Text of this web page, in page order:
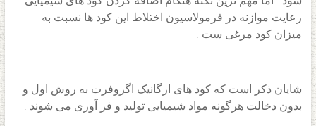
رعایت موازنه در فرمولاسیون اختلاط این کود ها نسبت به
میزان کود مرغی ست .
شایان ذکر است که کود های ارگانیک اگروفرت به روش اول و
بدون دخالت هرگونه مواد شیمیایی تولید و فر آوری می شوند .